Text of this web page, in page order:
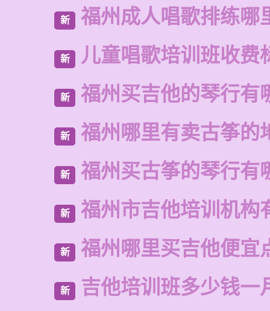
新 福州成人唱歌排练哪
新 儿童唱歌培训班收费
新 福州买吉他的琴行有
新 福州哪里有卖古筝的
新 福州买古筝的琴行有
新 福州市吉他培训机构
新 福州哪里买吉他便宜
新 吉他培训班多少钱一